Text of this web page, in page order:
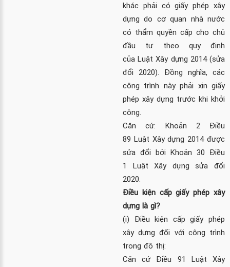
khác phải có giấy phép xây
dựng do cơ quan nhà nước
có thẩm quyền cấp cho chủ
đầu tư theo quy định
củaLuật Xây dựng 2014(sửa
đổi 2020). Đồng nghĩa, các
công trình này phải xin giấy
phép xây dựng trước khi khởi
công.
Căn cứ: Khoản 2 Điều
89 Luật Xây dựng 2014được
sửa đổi bởi Khoản 30 Điều
1 Luật Xây dựng sửa đổi
2020.
Điều kiện cấp giấy phép xây
dựng là gì?
(i) Điều kiện cấp giấy phép
xây dựng đối với công trình
trong đô thị:
Căn cứ Điều 91 Luật Xây